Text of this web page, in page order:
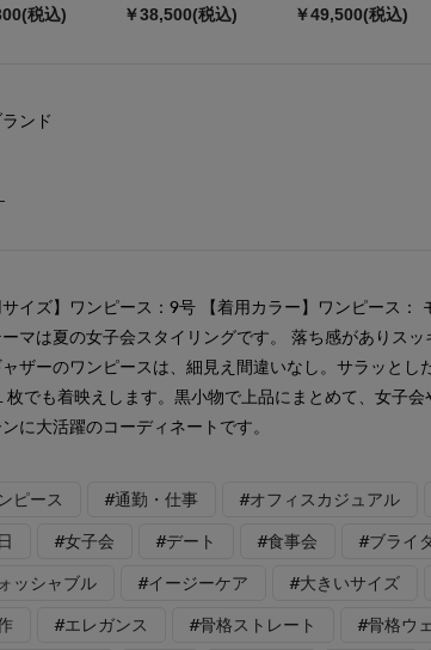
税込) ￥38,500(税込) ￥49,500(税込)
ンド
サイズ】ワンピース：9号 【着用カラー】ワンピース
ーマは夏の女子会スタイリングです。 落ち感がありス
ャザーのワンピースは、細見え間違いなし。サラッとし
枚でも着映えします。黒小物で上品にまとめて、女子
に大活躍のコーディネートです。
ピース #通勤・仕事 #オフィスカジュアル
#女子会 #デート #食事会 #ブライ
ッシャブル #イージーケア #大きいサイズ
#エレガンス #骨格ストレート #骨格ウ